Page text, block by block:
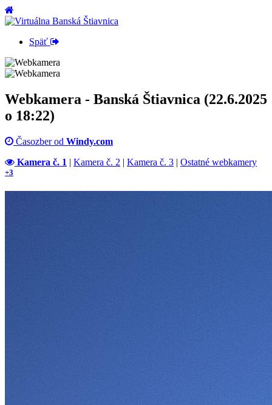
Späť
Webkamera - Banská Štiavnica (22.6.2025
o 18:22)
Časozber od Windy.com
Kamera č. 1 | Kamera č. 2 | Kamera č. 3 | Ostatné webkamery
+3